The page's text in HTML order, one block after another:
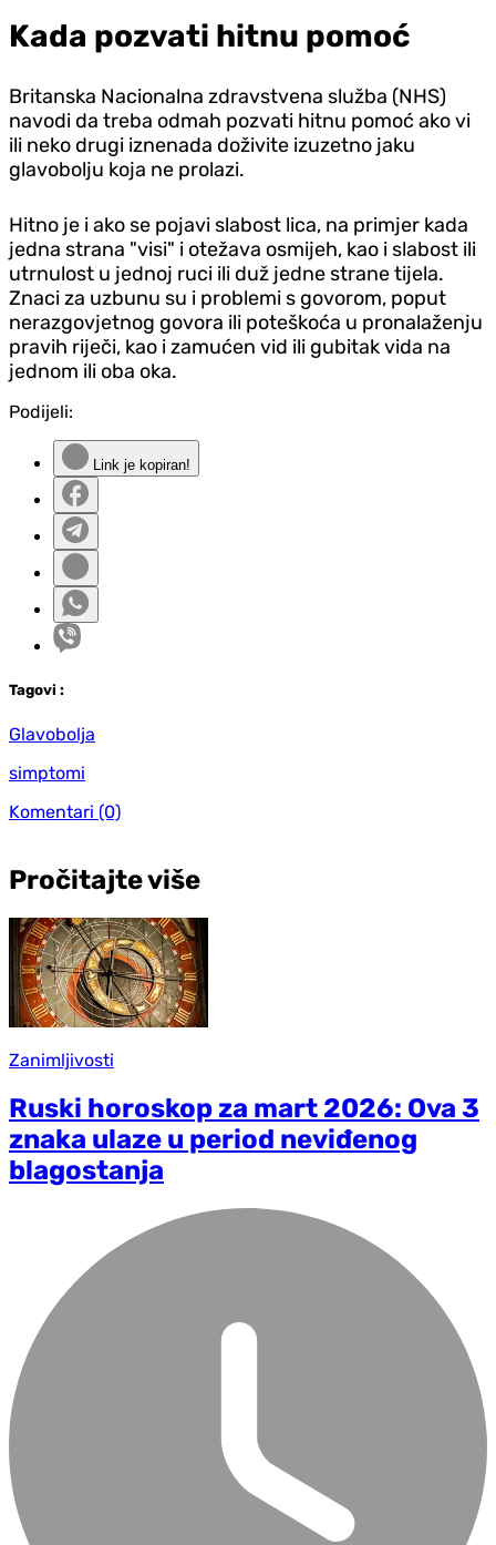
Kada pozvati hitnu pomoć
Britanska Nacionalna zdravstvena služba (NHS)
navodi da treba odmah pozvati hitnu pomoć ako vi
ili neko drugi iznenada doživite izuzetno jaku
glavobolju koja ne prolazi.
Hitno je i ako se pojavi slabost lica, na primjer kada
jedna strana "visi" i otežava osmijeh, kao i slabost ili
utrnulost u jednoj ruci ili duž jedne strane tijela.
Znaci za uzbunu su i problemi s govorom, poput
nerazgovjetnog govora ili poteškoća u pronalaženju
pravih riječi, kao i zamućen vid ili gubitak vida na
jednom ili oba oka.
Podijeli:
Link je kopiran!
Tagovi :
Glavobolja
simptomi
Komentari (0)
Pročitajte više
Zanimljivosti
Ruski horoskop za mart 2026: Ova 3
znaka ulaze u period neviđenog
blagostanja